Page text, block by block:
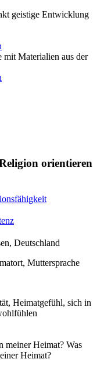
geistige Entwicklung
Materialien aus der
orientieren
Deutschland
Muttersprache
Heimatgefühl, sich in
meiner Heimat? Was
Heimat?